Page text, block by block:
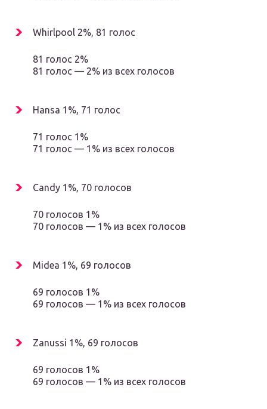
Whirlpool 2%, 81 голос
81 голос 2%
81 голос — 2% из всех голосов
Hansa 1%, 71 голос
71 голос 1%
71 голос — 1% из всех голосов
Candy 1%, 70 голосов
70 голосов 1%
70 голосов — 1% из всех голосов
Midea 1%, 69 голосов
69 голосов 1%
69 голосов — 1% из всех голосов
Zanussi 1%, 69 голосов
69 голосов 1%
69 голосов — 1% из всех голосов